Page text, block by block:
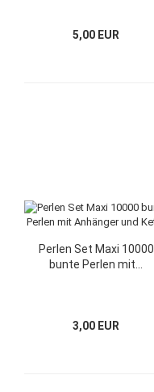
5,00 EUR
Perlen Set Maxi 10000
bunte Perlen mit...
3,00 EUR